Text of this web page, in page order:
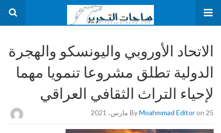
الاتحاد الأوروبي واليونسكو والهجرة
الدولية تطلق مشروعا تنمويا مهما
لإحياء التراث الثقافي العراقي
ByMoahmmad Editoron 25 مارس، 2021